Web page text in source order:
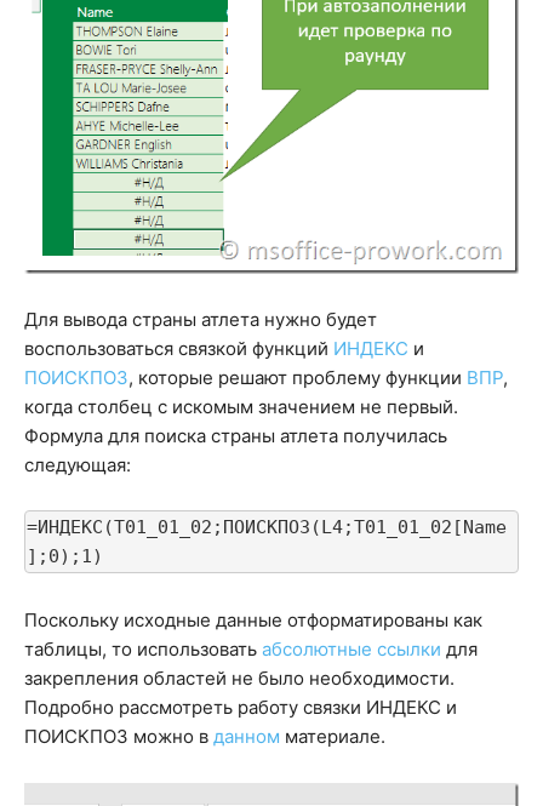
Для вывода страны атлета нужно будет
воспользоваться связкой функций ИНДЕКС и
ПОИСКПОЗ, которые решают проблему функции ВПР,
когда столбец с искомым значением не первый.
Формула для поиска страны атлета получилась
следующая:
=ИНДЕКС(T01_01_02;ПОИСКПОЗ(L4;T01_01_02[Name
];0);1)
Поскольку исходные данные отформатированы как
таблицы, то использовать абсолютные ссылки для
закрепления областей не было необходимости.
Подробно рассмотреть работу связки ИНДЕКС и
ПОИСКПОЗ можно в данном материале.